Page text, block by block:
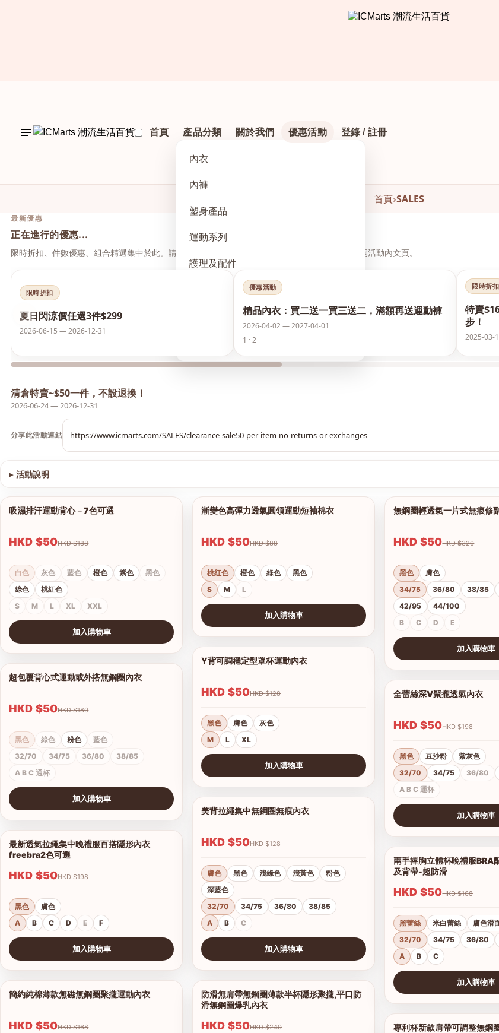
首頁 產品分類
內衣
內褲
塑身產品
運動系列
護理及配件
夏日閃涼價 任選3件$299
關於我們 優惠活動 登錄 / 註冊
首頁›SALES
最新優惠
正在進行的優惠...
限時折扣、件數優惠、組合精選集中於此。請先點上方活動，再於本頁下方瀏覽與下單，無需另開活動內文頁。
‹
限時折扣
夏日閃涼價任選3件$299
2026-06-15 — 2026-12-31
優惠活動
精品內衣：買二送一買三送二，滿額再送運動褲
2026-04-02 — 2027-04-01
1 · 2
限時折扣
特賣
步！
2025-03-
清倉特賣~$50一件，不設退換！
2026-06-24 — 2026-12-31
分享此活動連結
▸ 活動說明
查看圖片
吸濕排汗運動背心－7色可選
HKD $50 HKD $188
白色 灰色 藍色 橙色 紫色
黑色
綠色
桃紅色
S
M L XL XXL
加入購物車
超包覆背心式運動或外搭無鋼圈內衣
HKD $50 HKD $180
黑色 綠色 粉色
藍色
32/70
34/75 36/80
38/85
A B C 通杯
加入購物車
最新透氣拉繩集中晚禮服百搭隱形內衣
freebra2色可選
HKD $50 HKD $198
黑色
膚色
A
B C D E F
加入購物車
簡約純棉薄款無磁無鋼圈聚攏運動內衣
HKD $50 HKD $168
漸變色高彈力透氣圓領運動短袖棉衣
HKD $50 HKD $88
桃紅色 橙色 綠色
黑色
S
M L
加入購物車
Y背可調穩定型罩杯運動內衣
HKD $50 HKD $128
黑色 膚色
灰色
M
L XL
加入購物車
美背拉繩集中無鋼圈無痕內衣
HKD $50 HKD $128
膚色 黑色 淺綠色 淺黃色
粉色
深藍色
32/70
34/75 36/80
38/85
A
B C
加入購物車
1/16
防滑無肩帶無鋼圈薄款半杯隱形聚攏,平口防
滑無鋼圈爆乳內衣
HKD $50 HKD $240
無鋼圈輕透氣一片式無痕修
HKD $50 HKD $320
黑色
膚色
34/75
36/80 38/85
42/95
44/100
B
C D E
加入購物車
全蕾絲深V聚攏透氣內衣
HKD $50 HKD $198
黑色 豆沙粉
紫灰色
32/70
34/75 36/80
A B C 通杯
加入購物車
兩手捧胸立體杯晚禮服BRA
及背帶-超防滑
HKD $50 HKD $168
黑蕾絲 米白蕾絲
膚色滑
32/70
34/75 36/80
A
B C
加入購物車
專利杯新款肩帶可調整無鋼